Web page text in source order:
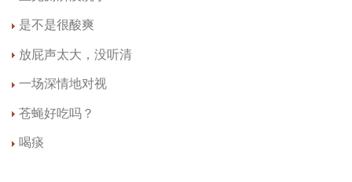
是不是很酸爽
放屁声太大，没听清
一场深情地对视
苍蝇好吃吗？
喝痰